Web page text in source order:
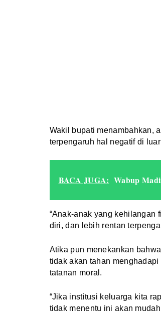
Wakil bupati menambahkan,
terpengaruh hal negatif di
BACA JUGA: Wabup
“Anak-anak yang kehilangan
diri, dan lebih rentan
Atika pun menekankan
tidak akan tahan
tatanan moral.
“Jika institusi keluarga kita
tidak menentu ini akan